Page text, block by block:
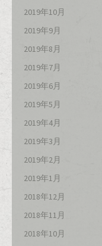
2019年10月
2019年9月
2019年8月
2019年7月
2019年6月
2019年5月
2019年4月
2019年3月
2019年2月
2019年1月
2018年12月
2018年11月
2018年10月